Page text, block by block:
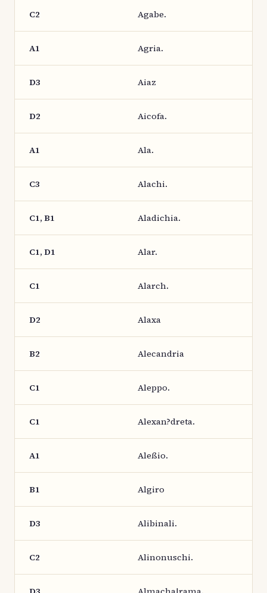
C2 Agabe.
A1 Agria.
D3 Aiaz
D2 Aicofa.
A1 Ala.
C3 Alachi.
C1, B1 Aladichia.
C1, D1 Alar.
C1 Alarch.
D2 Alaxa
B2 Alecandria
C1 Aleppo.
C1 Alexan?dreta.
A1 Aleßio.
B1 Algiro
D3 Alibinali.
C2 Alinonuschi.